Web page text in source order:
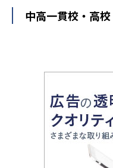
中部
愛知県
静岡県
大阪府
兵庫県
鳥取県
島根県
香川県
武田塾
大学受験
教育全般
大学受験塾の選び方
中学受験に熱心な
小学校受験
家庭教師
開成番長直伝！子ど
運動と遊びを考える
情報Ⅰ、数学が苦手
アップ法
悩み多き「大学受
英語・英会話・英検
小学校教師が解説
中高一貫校・高校
大学入試改革
ママテクエグザム
進化する中高一貫